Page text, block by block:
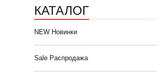
КАТАЛОГ
NEW Новинки
Sale Распродажа